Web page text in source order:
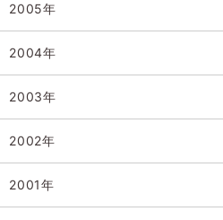
2005年
2004年
2003年
2002年
2001年